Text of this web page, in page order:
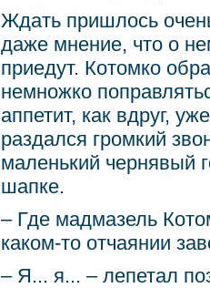
Ждать пришлось
даже мнение, что о
приедут. Котомко
немножко
аппетит, как вдруг,
раздался громкий
маленький чернявый
шапке.
– Где мадмазель
каком-то отчаянии
– Я... я... – лепетал